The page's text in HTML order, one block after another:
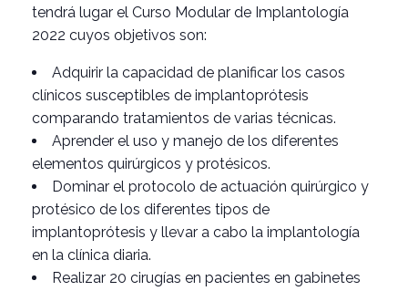
tendrá lugar el Curso Modular de Implantología
2022 cuyos objetivos son:
Adquirir la capacidad de planificar los casos
clínicos susceptibles de implantoprótesis
comparando tratamientos de varias técnicas.
Aprender el uso y manejo de los diferentes
elementos quirúrgicos y protésicos.
Dominar el protocolo de actuación quirúrgico y
protésico de los diferentes tipos de
implantoprótesis y llevar a cabo la implantología
en la clínica diaria.
Realizar 20 cirugías en pacientes en gabinetes